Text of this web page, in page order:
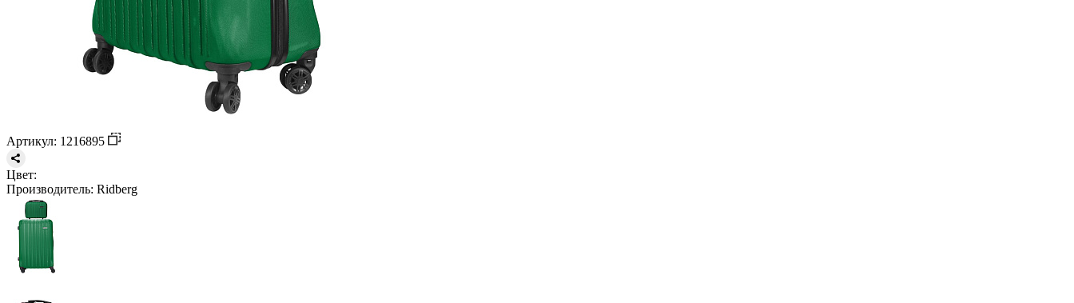
Артикул: 1216895
Цвет:
Производитель: Ridberg